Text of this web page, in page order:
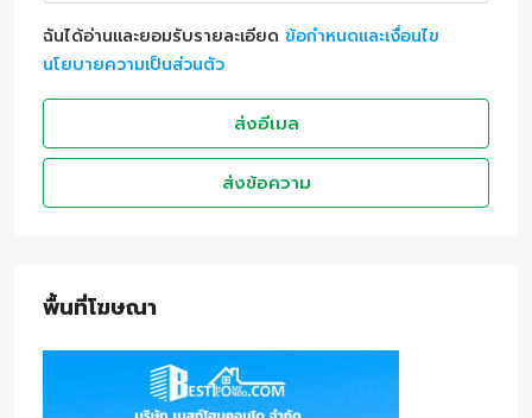
ฉันได้อ่านและยอมรับรายละเอียด ข้อกำหนดและเงื่อนไข
นโยบายความเป็นส่วนตัว
ส่งอีเมล
ส่งข้อความ
พื้นที่โฆษณา